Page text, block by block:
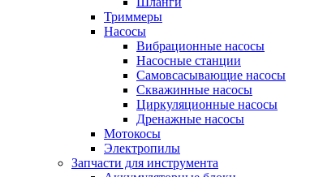
Триммеры
Насосы
Вибрационные насосы
Насосные станции
Самовсасывающие насосы
Скважинные насосы
Циркуляционные насосы
Дренажные насосы
Мотокосы
Электропилы
Запчасти для инструмента